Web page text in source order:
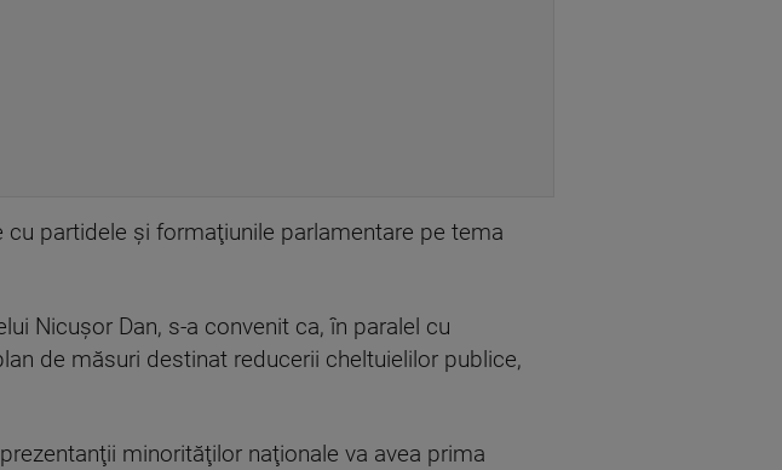
partidele şi formaţiunile parlamentare pe tema
Nicuşor Dan, s-a convenit ca, în paralel cu
de măsuri destinat reducerii cheltuielilor publice,
minorităţilor naţionale va avea prima